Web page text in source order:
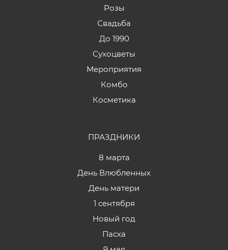
Розы
Свадьба
До 1990
Сухоцветы
Мероприятия
Комбо
Косметика
ПРАЗДНИКИ
8 марта
День Влюбленных
День матери
1 сентября
Новый год
Пасха